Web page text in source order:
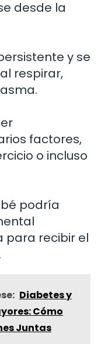
desde la
y se
respirar,
factores,
o incluso
podría
para recibir el
Diabetes y
Cómo
Juntas